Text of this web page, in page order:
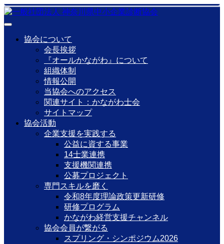
協会について
会長挨拶
『オールかながわ』について
組織体制
情報公開
当協会へのアクセス
関連サイト：かながわ士会
サイトマップ
協会活動
企業支援を実践する
公益に資する事業
14士業連携
支援機関連携
公募プロジェクト
専門スキルを磨く
令和8年度理論政策更新研修
研修プログラム
かながわ経営支援チャンネル
協会会員が繋がる
スプリング・シンポジウム2026